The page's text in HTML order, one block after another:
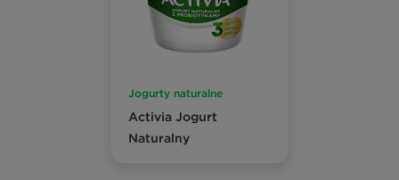
Jogurty naturalne
Activia Jogurt
Naturalny